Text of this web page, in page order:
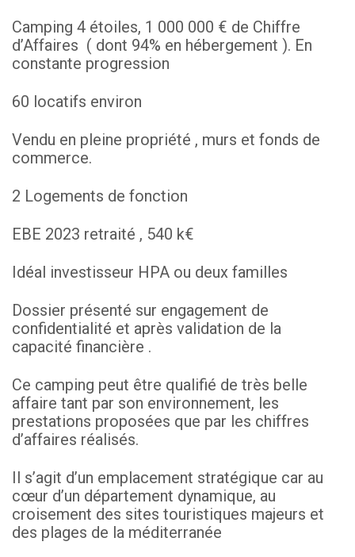
Camping 4 étoiles, 1 000 000 € de Chiffre
d’Affaires ( dont 94% en hébergement ). En
constante progression
60 locatifs environ
Vendu en pleine propriété , murs et fonds de
commerce.
2 Logements de fonction
EBE 2023 retraité , 540 k€
Idéal investisseur HPA ou deux familles
Dossier présenté sur engagement de
confidentialité et après validation de la
capacité financière .
Ce camping peut être qualifié de très belle
affaire tant par son environnement, les
prestations proposées que par les chiffres
d’affaires réalisés.
Il s’agit d’un emplacement stratégique car au
cœur d’un département dynamique, au
croisement des sites touristiques majeurs et
des plages de la méditerranée